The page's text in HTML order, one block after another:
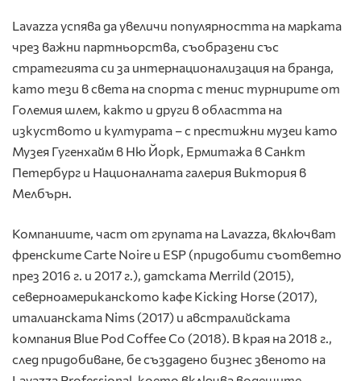
Lavazza успява да увеличи популярността на марката
чрез важни партньорства, съобразени със
стратегията си за интернационализация на бранда,
като тези в света на спорта с тенис турнирите от
Големия шлем, както и други в областта на
изкуството и културата – с престижни музеи като
Музея Гугенхайм в Ню Йорк, Ермитажа в Санкт
Петербург и Националната галерия Виктория в
Мелбърн.
Компаниите, част от групата на Lavazza, включват
френските Carte Noire и ESP (придобити съответно
през 2016 г. и 2017 г.), датската Merrild (2015),
северноамериканското кафе Kicking Horse (2017),
италианската Nims (2017) и австралийската
компания Blue Pod Coffee Co (2018). В края на 2018 г.,
след придобиване, бе създадено бизнес звеното на